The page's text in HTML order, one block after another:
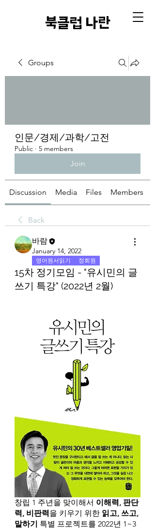
​북클럽 나란
Groups
인문/경제/과학/고전
Public · 5 members
Join
Discussion Media Files Members
Back
바람
January 14, 2022
영어원서읽기 정회원
15차 정기모임 - "유시민의 글
쓰기 특강" (2022년 2월)
창립 1 주년을 맞이해서 이해력, 판단
력, 비판력을 키우기 위한 읽고, 쓰고,
말하기 특별 프로젝트를 2022년 1~3